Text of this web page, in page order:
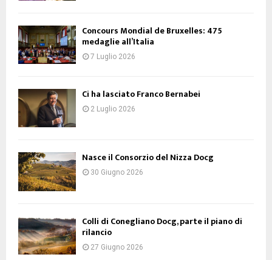
Concours Mondial de Bruxelles: 475
medaglie all’Italia
7 Luglio 2026
Ci ha lasciato Franco Bernabei
2 Luglio 2026
Nasce il Consorzio del Nizza Docg
30 Giugno 2026
Colli di Conegliano Docg, parte il piano di
rilancio
27 Giugno 2026